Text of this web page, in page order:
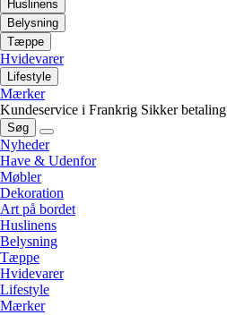
Huslinens
Belysning
Tæppe
Hvidevarer
Lifestyle
Mærker
Kundeservice i Frankrig Sikker betaling
Søg
Nyheder
Have & Udenfor
Møbler
Dekoration
Art på bordet
Huslinens
Belysning
Tæppe
Hvidevarer
Lifestyle
Mærker